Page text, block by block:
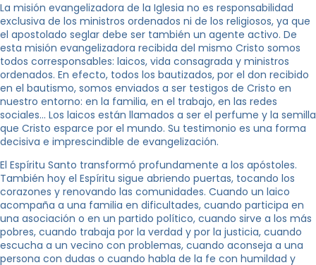
La misión evangelizadora de la Iglesia no es responsabilidad
exclusiva de los ministros ordenados ni de los religiosos, ya que
el apostolado seglar debe ser también un agente activo. De
esta misión evangelizadora recibida del mismo Cristo somos
todos corresponsables: laicos, vida consagrada y ministros
ordenados. En efecto, todos los bautizados, por el don recibido
en el bautismo, somos enviados a ser testigos de Cristo en
nuestro entorno: en la familia, en el trabajo, en las redes
sociales... Los laicos están llamados a ser el perfume y la semilla
que Cristo esparce por el mundo. Su testimonio es una forma
decisiva e imprescindible de evangelización.
El Espíritu Santo transformó profundamente a los apóstoles.
También hoy el Espíritu sigue abriendo puertas, tocando los
corazones y renovando las comunidades. Cuando un laico
acompaña a una familia en dificultades, cuando participa en
una asociación o en un partido político, cuando sirve a los más
pobres, cuando trabaja por la verdad y por la justicia, cuando
escucha a un vecino con problemas, cuando aconseja a una
persona con dudas o cuando habla de la fe con humildad y